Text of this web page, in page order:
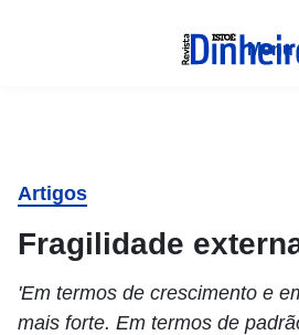
Menu
Artigos
Fragilidade
'Em termos de crescimento e
mais forte. Em termos de